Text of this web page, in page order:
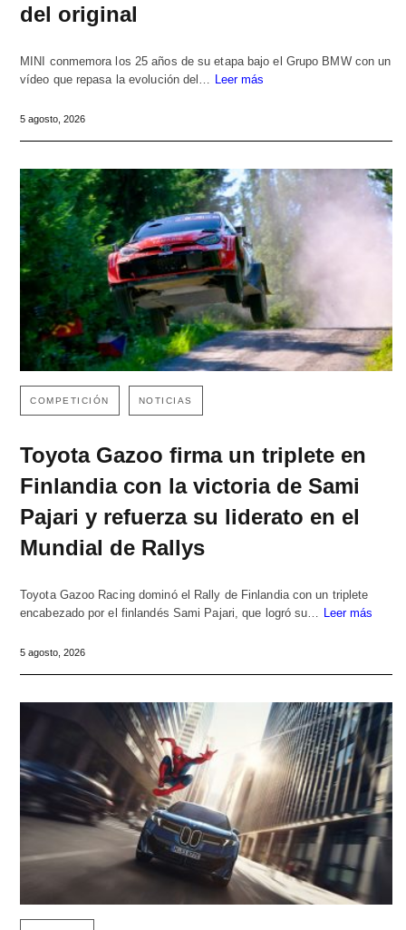
del original
MINI conmemora los 25 años de su etapa bajo el Grupo BMW con un
vídeo que repasa la evolución del… Leer más
5 agosto, 2026
COMPETICIÓN NOTICIAS
Toyota Gazoo firma un triplete en
Finlandia con la victoria de Sami
Pajari y refuerza su liderato en el
Mundial de Rallys
Toyota Gazoo Racing dominó el Rally de Finlandia con un triplete
encabezado por el finlandés Sami Pajari, que logró su…
Leer más
5 agosto, 2026